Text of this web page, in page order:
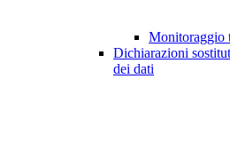
Monitoraggio
Dichiarazioni
dei dati